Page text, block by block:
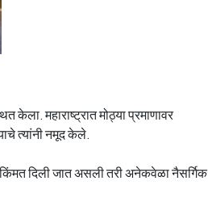
केला. महाराष्ट्रात मोठ्या प्रमाणावर
त्यांनी नमूद केले.
दिली जात असली तरी अनेकवेळा नैसर्गिक